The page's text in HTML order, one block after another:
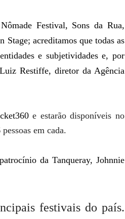
Festival, Sons da Rua,
acreditamos que todas as
e subjetividades e, por
Restiffe, diretor da Agência
e estarão disponíveis no
em cada.
da Tanqueray, Johnnie
festivais do país.